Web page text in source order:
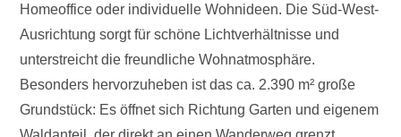
Homeoffice oder individuelle Wohnideen. Die Süd-West-
Ausrichtung sorgt für schöne Lichtverhältnisse und
unterstreicht die freundliche Wohnatmosphäre.
Besonders hervorzuheben ist das ca. 2.390 m² große
Grundstück: Es öffnet sich Richtung Garten und eigenem